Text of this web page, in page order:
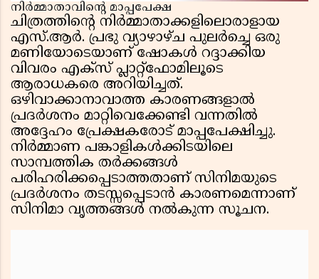
നിർമ്മാതാവിൻ്റെ മാപ്പപേക്ഷ
ചിത്രത്തിൻ്റെ നിർമ്മാതാക്കളിലൊരാളായ
എസ്.ആർ. പ്രഭു വ്യാഴാഴ്ച പുലർച്ചെ ഒരു
മണിയോടെയാണ് ഷോകൾ റദ്ദാക്കിയ
വിവരം എക്സ് പ്ലാറ്റ്‌ഫോമിലൂടെ
ആരാധകരെ അറിയിച്ചത്.
ഒഴിവാക്കാനാവാത്ത കാരണങ്ങളാൽ
പ്രദർശനം മാറ്റിവെക്കേണ്ടി വന്നതിൽ
അദ്ദേഹം പ്രേക്ഷകരോട് മാപ്പപേക്ഷിച്ചു.
നിർമ്മാണ പങ്കാളികൾക്കിടയിലെ
സാമ്പത്തിക തർക്കങ്ങൾ
പരിഹരിക്കപ്പെടാത്തതാണ് സിനിമയുടെ
പ്രദർശനം തടസ്സപ്പെടാൻ കാരണമെന്നാണ്
സിനിമാ വൃത്തങ്ങൾ നൽകുന്ന സൂചന.